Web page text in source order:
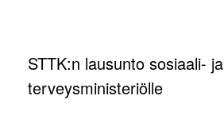
STTK:n lausunto sosiaali- ja
terveysministeriölle